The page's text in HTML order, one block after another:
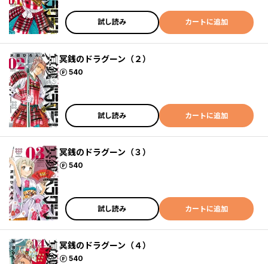
試し読み カートに追加
冥銭のドラグーン（２）
540
ポイント
試し読み カートに追加
冥銭のドラグーン（３）
540
ポイント
試し読み カートに追加
冥銭のドラグーン（４）
540
ポイント